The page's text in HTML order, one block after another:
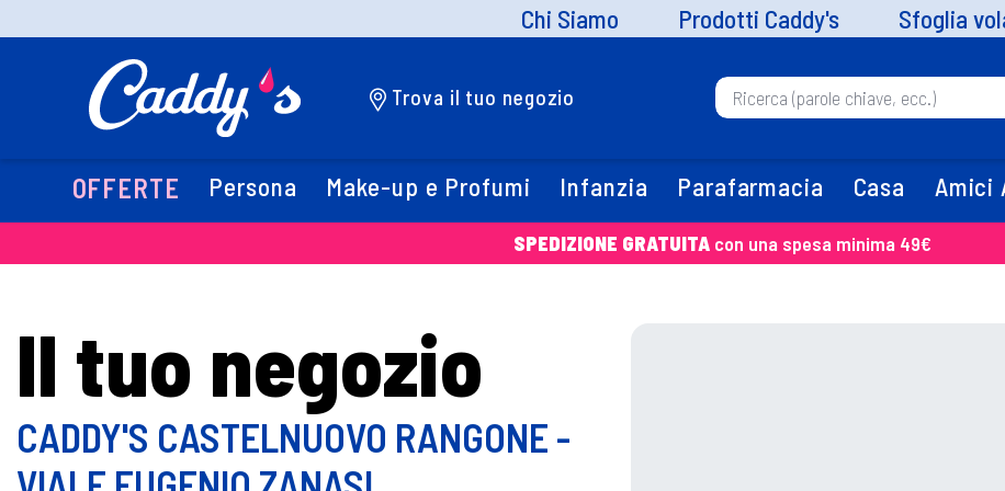
Chi Siamo Prodotti Caddy's Sfoglia
Trova il tuo negozio
OFFERTE Persona Make-up e Profumi Infanzia Parafarmacia Casa Amici
SPEDIZIONE GRATUITA con una spesa minima 49€
Il tuo negozio
CADDY'S CASTELNUOVO RANGONE -